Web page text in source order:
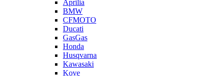
Aprilia
BMW
CFMOTO
Ducati
GasGas
Honda
Husqvarna
Kawasaki
Kove